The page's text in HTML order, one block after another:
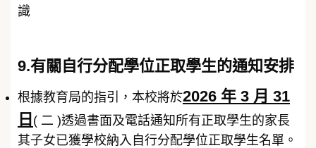
識
9.有關自行分配學位正取學生的通知安排
根據教育局的指引，本校將於2026 年 3 月 31
日 ( 二 )透過書面及電話通知所有正取學生的家長
其子女已獲學校納入自行分配學位正取學生名單。